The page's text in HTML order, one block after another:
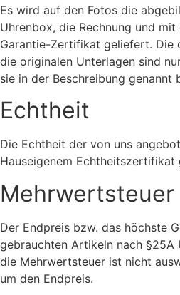
Es wird auf den Fotos die
Uhrenbox, die Rechnung und mit
Garantie-Zertifikat geliefert. Die
die originalen Unterlagen sind
sie in der Beschreibung genannt
Echtheit
Die Echtheit der von uns
Hauseigenem Echtheitszertifikat
Mehrwertsteuer
Der Endpreis bzw. das höchste
gebrauchten Artikeln nach §25A
die Mehrwertsteuer ist nicht
um den Endpreis.